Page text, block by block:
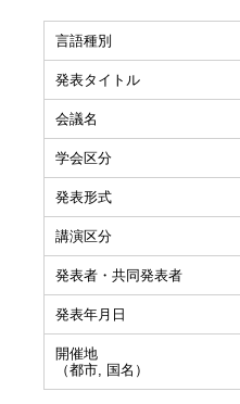
言語種別
発表タイトル
会議名
学会区分
発表形式
講演区分
発表者・共同発表者
発表年月日
開催地
（都市, 国名）